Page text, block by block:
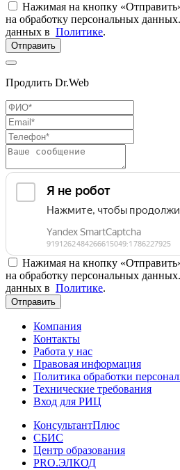
Нажимая на кнопку
на обработку персональных
данных в Политике.
Отправить
Продлить Dr.Web
Нажимая на кнопку
на обработку персональных
данных в Политике.
Отправить
Компания
Контакты
Работа у нас
Правовая информация
Политика обработки
Технические требования
Вход для РИЦ
КонсультантПлюс
СБИС
Центр образования
PRO.ЭЛКОД